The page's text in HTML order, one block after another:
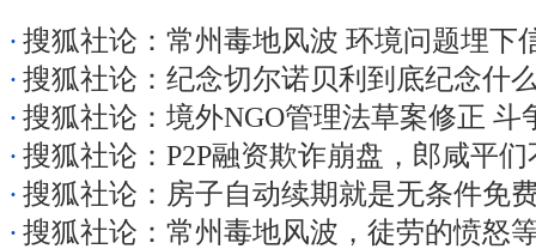
· 搜狐社论：常州毒地风波 环境问题埋下
· 搜狐社论：纪念切尔诺贝利到底纪念什
· 搜狐社论：境外NGO管理法草案修正 斗
· 搜狐社论：P2P融资欺诈崩盘，郎咸平
· 搜狐社论：房子自动续期就是无条件免
· 搜狐社论：常州毒地风波，徒劳的愤怒